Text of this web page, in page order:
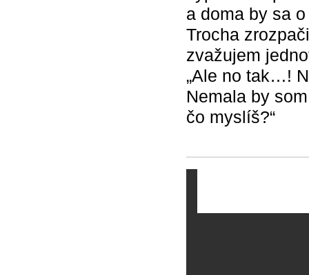
a doma by sa
Trocha
zvažujem
„Ale no tak…!
Nemala by
čo myslíš?“